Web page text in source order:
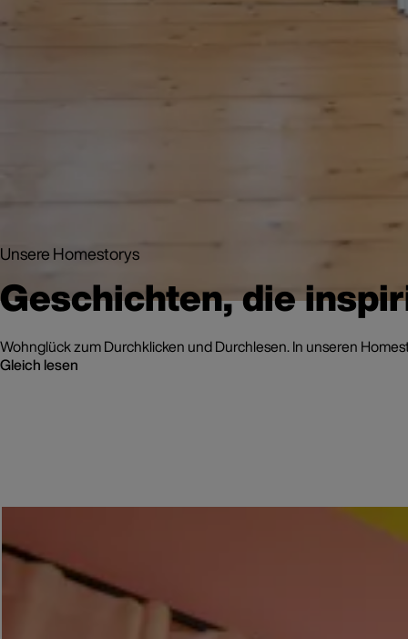
Unsere Homestorys
Geschichten, die
Wohnglück zum Durchklicken und Durchlesen. In unseren
Gleich lesen